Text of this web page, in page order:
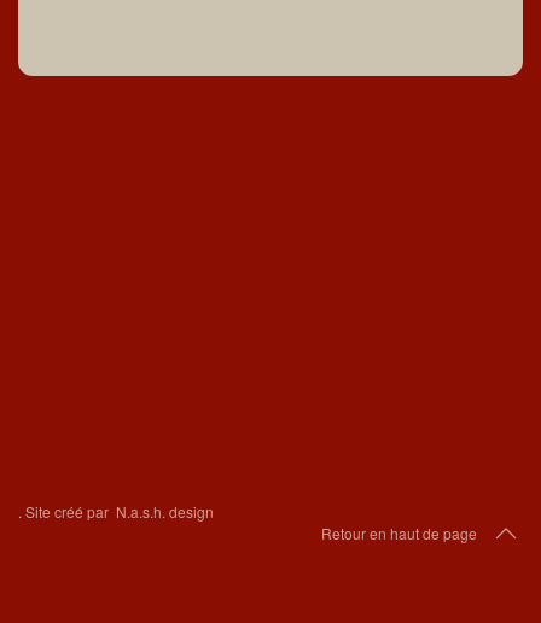
. Site créé par N.a.s.h. design
Retour en haut de page